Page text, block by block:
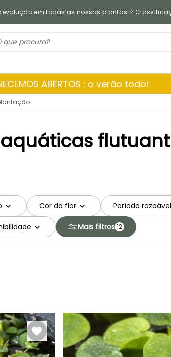
em todas as nossas plantas
ABERTOS : o verão todo!
Cor da flor Período
Mais filtros 12